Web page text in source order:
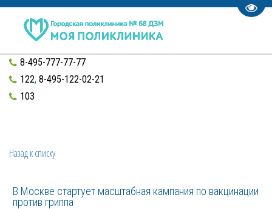
8-495-777-77-77
122, 8-495-122-02-21
103
Назад к списку
В Москве стартует масштабная кампания по вакцинации
против гриппа